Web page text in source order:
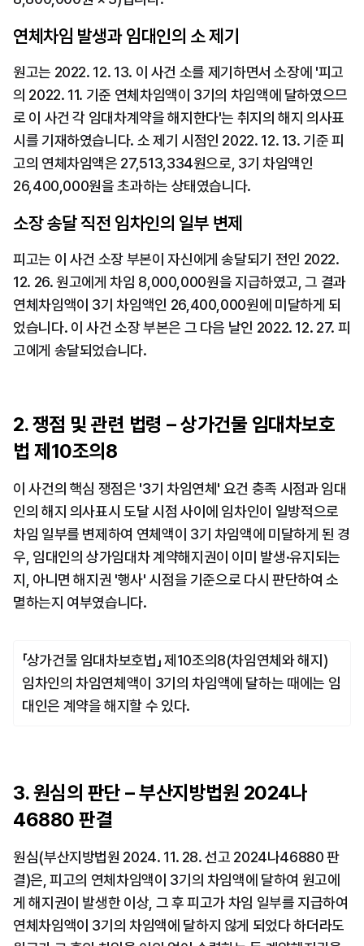
연체차임 발생과 임대인의 소 제기
원고는 2022. 12. 13. 이 사건 소를 제기하면서 소장에 '피고
의 2022. 11. 기준 연체차임액이 3기의 차임액에 달하였으므
로 이 사건 각 임대차계약을 해지한다'는 취지의 해지 의사표
시를 기재하였습니다. 소 제기 시점인 2022. 12. 13. 기준 피
고의 연체차임액은 27,513,334원으로, 3기 차임액인
26,400,000원을 초과하는 상태였습니다.
소장 송달 직전 임차인의 일부 변제
피고는 이 사건 소장 부본이 자신에게 송달되기 전인 2022.
12. 26. 원고에게 차임 8,000,000원을 지급하였고, 그 결과
연체차임액이 3기 차임액인 26,400,000원에 미달하게 되
었습니다. 이 사건 소장 부본은 그 다음 날인 2022. 12. 27. 피
고에게 송달되었습니다.
2. 쟁점 및 관련 법령 – 상가건물 임대차보호
법 제10조의8
이 사건의 핵심 쟁점은 '3기 차임연체' 요건 충족 시점과 임대
인의 해지 의사표시 도달 시점 사이에 임차인이 일방적으로
차임 일부를 변제하여 연체액이 3기 차임액에 미달하게 된 경
우, 임대인의 상가임대차 계약해지권이 이미 발생·유지되는
지, 아니면 해지권 '행사' 시점을 기준으로 다시 판단하여 소
멸하는지 여부였습니다.
「상가건물 임대차보호법」 제10조의8(차임연체와 해지)
임차인의 차임연체액이 3기의 차임액에 달하는 때에는 임
대인은 계약을 해지할 수 있다.
3. 원심의 판단 – 부산지방법원 2024나
46880 판결
원심(부산지방법원 2024. 11. 28. 선고 2024나46880 판
결)은, 피고의 연체차임액이 3기의 차임액에 달하여 원고에
게 해지권이 발생한 이상, 그 후 피고가 차임 일부를 지급하여
연체차임액이 3기의 차임액에 달하지 않게 되었다 하더라도